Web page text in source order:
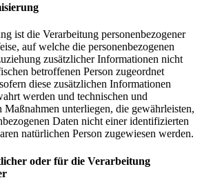
ist die Verarbeitung personenbezogener
auf welche die personenbezogenen
zusätzlicher Informationen nicht
betroffenen Person zugeordnet
diese zusätzlichen Informationen
werden und technischen und
Maßnahmen unterliegen, die gewährleisten,
Daten nicht einer identifizierten
natürlichen Person zugewiesen werden.
oder für die Verarbeitung